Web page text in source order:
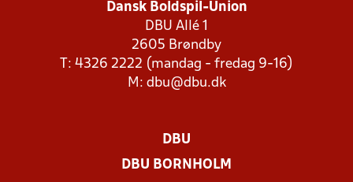
Dansk Boldspil-Union
DBU Allé 1
2605 Brøndby
T: 4326 2222 (mandag - fredag 9-16)
M: dbu@dbu.dk
DBU
DBU BORNHOLM